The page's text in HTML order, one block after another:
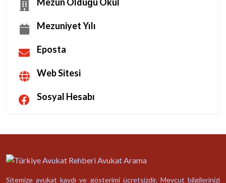
Mezuniyet Yılı
Eposta
Web Sitesi
Sosyal Hesabı
Sitemize avukat kaydı ve gösterimi ücretsizdir. Mevcut bilgilerinizi